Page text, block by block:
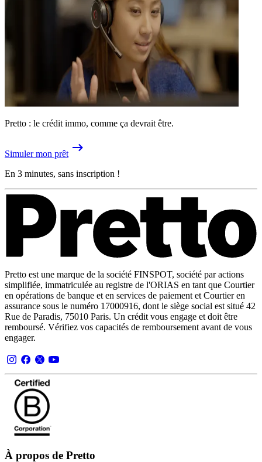
Pretto : le crédit immo, comme ça devrait être.
Simuler mon prêt
En 3 minutes, sans inscription !
Pretto est une marque de la société FINSPOT, société par actions
simplifiée, immatriculée au registre de l'ORIAS en tant que Courtier
en opérations de banque et en services de paiement et Courtier en
assurance sous le numéro 17000916, dont le siège social est situé 42
Rue de Paradis, 75010 Paris. Un crédit vous engage et doit être
remboursé. Vérifiez vos capacités de remboursement avant de vous
engager.
À propos de Pretto